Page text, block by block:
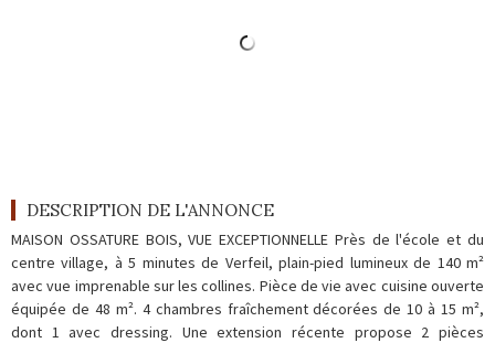
DESCRIPTION DE L'ANNONCE
MAISON OSSATURE BOIS, VUE EXCEPTIONNELLE Près de l'école et du
centre village, à 5 minutes de Verfeil, plain-pied lumineux de 140 m²
avec vue imprenable sur les collines. Pièce de vie avec cuisine ouverte
équipée de 48 m². 4 chambres fraîchement décorées de 10 à 15 m²,
dont 1 avec dressing. Une extension récente propose 2 pièces